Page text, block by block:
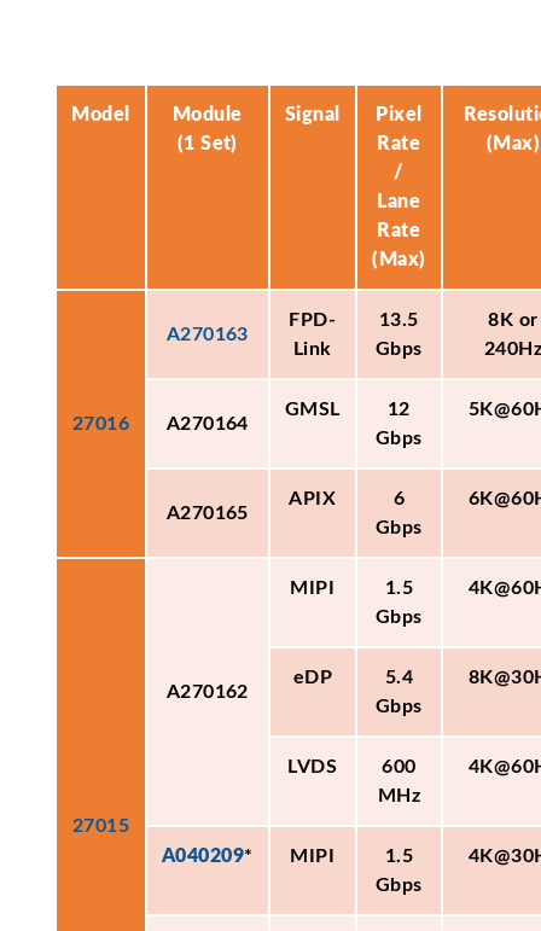
Model
Module
(1 Set)
Signal
Pixel
Rate
/
Lane
Rate
(Max)
(Max)
27016
A270163
FPD-
Link
13.5
Gbps
8K or
240Hz
A270164
GMSL
12
Gbps
A270165
APIX
6
Gbps
27015
A270162
MIPI
1.5
Gbps
eDP
5.4
Gbps
LVDS
600
MHz
A040209* MIPI
1.5
Gbps